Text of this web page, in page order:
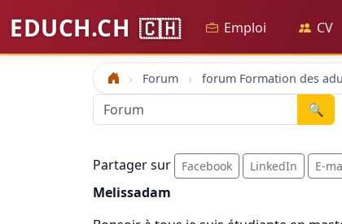
EDUCH.CH 🇨🇭 Emploi CV
Accueil Forum forum Formation des
🔍
Partager sur Facebook LinkedIn E-
Melissadam